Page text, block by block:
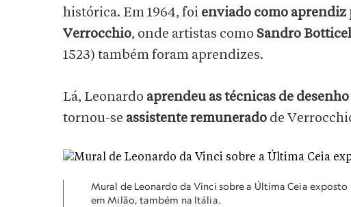
histórica. Em 1964, foi enviado como
Verrocchio, onde artistas como Sandro
1523) também foram aprendizes.
Lá, Leonardo aprendeu as técnicas de
tornou-se assistente remunerado de
Mural de Leonardo da Vinci sobre a Última Ceia
em Milão, também na Itália.